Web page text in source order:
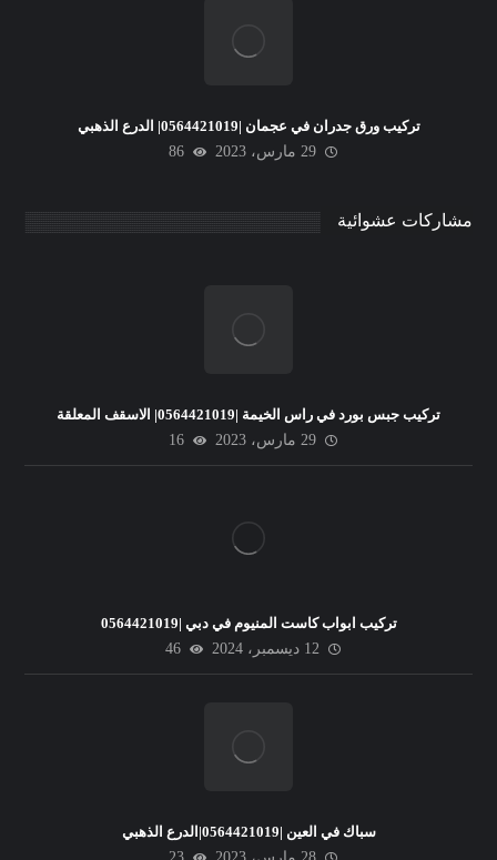
تركيب ورق جدران في عجمان |0564421019| الدرع الذهبي
29 مارس، 2023
86
مشاركات عشوائية
تركيب جبس بورد في راس الخيمة |0564421019| الاسقف المعلقة
29 مارس، 2023
16
تركيب ابواب كاست المنيوم في دبي |0564421019
12 ديسمبر، 2024
46
سباك في العين |0564421019|الدرع الذهبي